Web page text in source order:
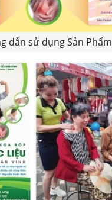
dẫn sử dụng Sản Phẩm